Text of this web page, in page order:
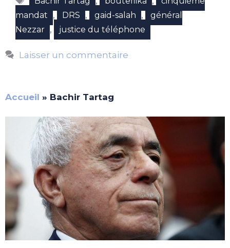
mandat
, DRS , gaid-salah ,
général
Nezzar , justice du téléphone
Laisser un commentaire
Accueil » Bachir Tartag